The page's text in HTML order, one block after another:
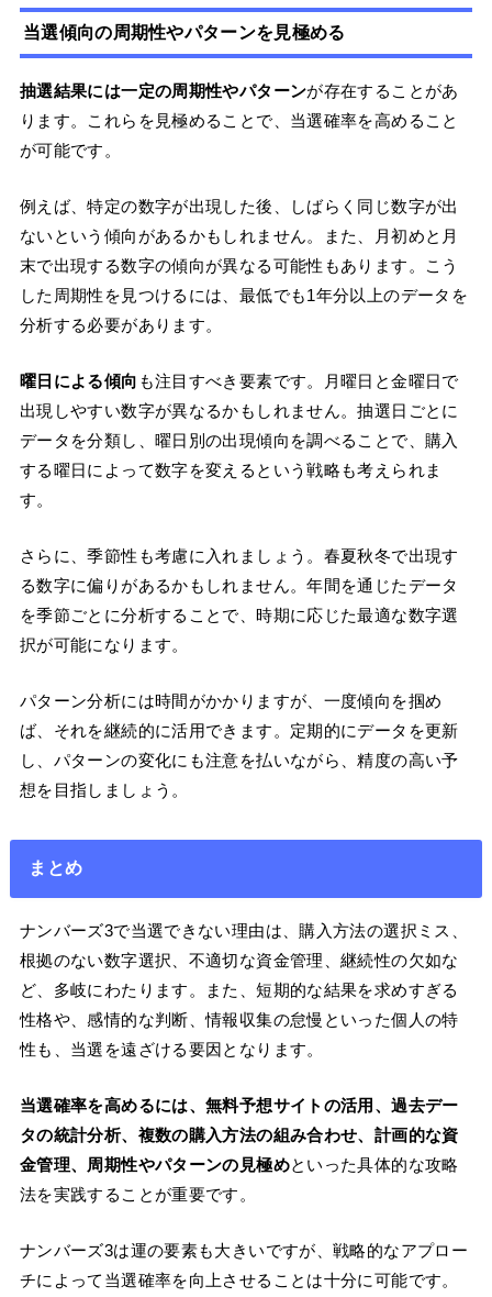
当選傾向の周期性やパターンを見極める
抽選結果には一定の周期性やパターンが存在することがあ
ります。これらを見極めることで、当選確率を高めること
が可能です。
例えば、特定の数字が出現した後、しばらく同じ数字が出
ないという傾向があるかもしれません。また、月初めと月
末で出現する数字の傾向が異なる可能性もあります。こう
した周期性を見つけるには、最低でも1年分以上のデータを
分析する必要があります。
曜日による傾向 も注目すべき要素です。月曜日と金曜日で
出現しやすい数字が異なるかもしれません。抽選日ごとに
データを分類し、曜日別の出現傾向を調べることで、購入
する曜日によって数字を変えるという戦略も考えられま
す。
さらに、季節性も考慮に入れましょう。春夏秋冬で出現す
る数字に偏りがあるかもしれません。年間を通じたデータ
を季節ごとに分析することで、時期に応じた最適な数字選
択が可能になります。
パターン分析には時間がかかりますが、一度傾向を掴め
ば、それを継続的に活用できます。定期的にデータを更新
し、パターンの変化にも注意を払いながら、精度の高い予
想を目指しましょう。
まとめ
ナンバーズ3で当選できない理由は、購入方法の選択ミス、
根拠のない数字選択、不適切な資金管理、継続性の欠如な
ど、多岐にわたります。また、短期的な結果を求めすぎる
性格や、感情的な判断、情報収集の怠慢といった個人の特
性も、当選を遠ざける要因となります。
当選確率を高めるには、無料予想サイトの活用、過去デー
タの統計分析、複数の購入方法の組み合わせ、計画的な資
金管理、周期性やパターンの見極めといった具体的な攻略
法を実践することが重要です。
ナンバーズ3は運の要素も大きいですが、戦略的なアプロー
チによって当選確率を向上させることは十分に可能です。